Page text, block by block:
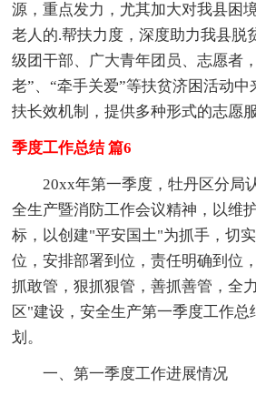
源，重点发力，尤其加大对我县困
老人的.帮扶力度，深度助力我县脱
级团干部、广大青年团员、志愿者
老”、“牵手关爱”等扶贫济困活动
扶长效机制，提供多种形式的志愿服
季度工作总结 篇6
20xx年第一季度，牡丹区分局
全生产暨消防工作会议精神，以维
标，以创建"平安国土"为抓手，切
位，安排部署到位，责任明确到位
抓敢管，狠抓狠管，善抓善管，全
区"建设，安全生产第一季度工作
划。
一、第一季度工作进展情况